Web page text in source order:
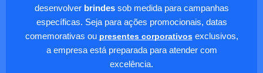
desenvolver brindessob medida para campanhas
específicas. Seja para ações promocionais, datas
comemorativas ou presentes corporativosexclusivos,
a empresa está preparada para atender com
excelência.